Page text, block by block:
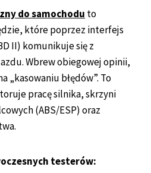
do samochodu to
które poprzez interfejs
II) komunikuje się z
Wbrew obiegowej opinii,
„kasowaniu błędów”. To
pracę silnika, skrzyni
(ABS/ESP) oraz
testerów: